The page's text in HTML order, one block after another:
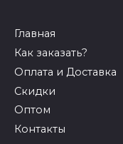
Главная
Как заказать?
Оплата и Доставка
Скидки
Оптом
Контакты